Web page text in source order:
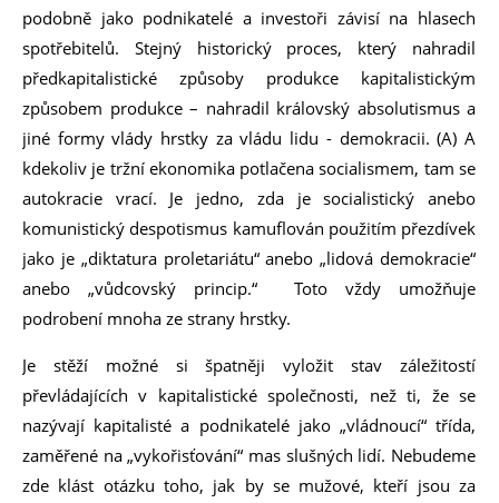
podobně jako podnikatelé a investoři závisí na hlasech
spotřebitelů. Stejný historický proces, který nahradil
předkapitalistické způsoby produkce kapitalistickým
způsobem produkce – nahradil královský absolutismus a
jiné formy vlády hrstky za vládu lidu - demokracii. (A) A
kdekoliv je tržní ekonomika potlačena socialismem, tam se
autokracie vrací. Je jedno, zda je socialistický anebo
komunistický despotismus kamuflován použitím přezdívek
jako je „diktatura proletariátu“ anebo „lidová demokracie“
anebo „vůdcovský princip.“ Toto vždy umožňuje
podrobení mnoha ze strany hrstky.
Je stěží možné si špatněji vyložit stav záležitostí
převládajících v kapitalistické společnosti, než ti, že se
nazývají kapitalisté a podnikatelé jako „vládnoucí“ třída,
zaměřené na „vykořisťování“ mas slušných lidí. Nebudeme
zde klást otázku toho, jak by se mužové, kteří jsou za